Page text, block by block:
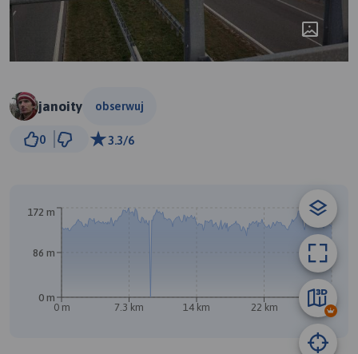
janoity obserwuj
0 3.3/6
0 m 7.3 km 14 km 22 km 29 km
0 m
86 m
172 m